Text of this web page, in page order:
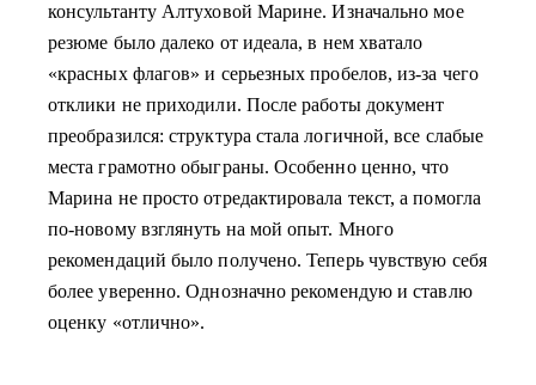
консультанту Алтуховой Марине. Изначально мое
резюме было далеко от идеала, в нем хватало
«красных флагов» и серьезных пробелов, из-за чего
отклики не приходили. После работы документ
преобразился: структура стала логичной, все слабые
места грамотно обыграны. Особенно ценно, что
Марина не просто отредактировала текст, а помогла
по-новому взглянуть на мой опыт. Много
рекомендаций было получено. Теперь чувствую себя
более уверенно. Однозначно рекомендую и ставлю
оценку «отлично».